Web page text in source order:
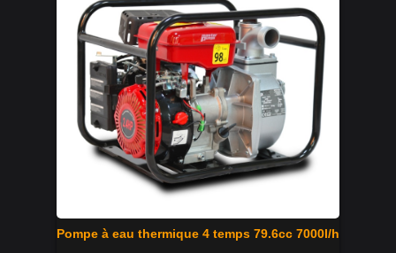
Pompe à eau thermique 4 temps 79.6cc 7000l/h